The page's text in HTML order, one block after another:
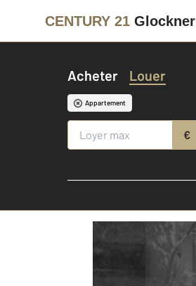
CENTURY 21 Glockner
Acheter Louer
Appartement
€